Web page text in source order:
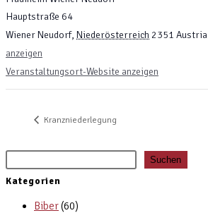
Hauptstraße 64
Wiener Neudorf, Niederösterreich 2351 Austria
anzeigen
Veranstaltungsort-Website anzeigen
Kranzniederlegung
Suchen
Kategorien
Biber(60)